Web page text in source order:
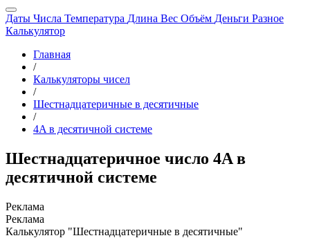
Даты Числа Температура Длина Вес Объём Деньги Разное
Калькулятор
Главная
/
Калькуляторы чисел
/
Шестнадцатеричные в десятичные
/
4A в десятичной системе
Шестнадцатеричное число 4A в
десятичной системе
Калькулятор "Шестнадцатеричные в десятичные"